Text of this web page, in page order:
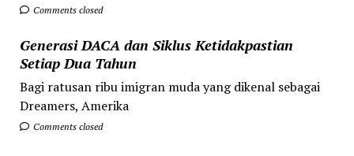
Comments closed
Generasi DACA dan Siklus Ketidakpastian
Setiap Dua Tahun
Bagi ratusan ribu imigran muda yang dikenal sebagai
Dreamers, Amerika
Comments closed